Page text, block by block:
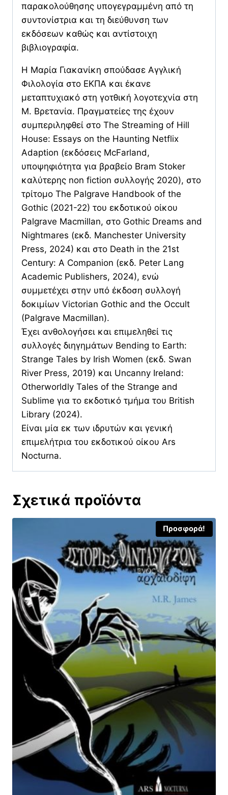
παρακολούθησης υπογεγραμμένη από τη
συντονίστρια και τη διεύθυνση των
εκδόσεων καθώς και αντίστοιχη
βιβλιογραφία.
Η Μαρία Γιακανίκη σπούδασε Αγγλική
Φιλολογία στο ΕΚΠΑ και έκανε
μεταπτυχιακό στη γοτθική λογοτεχνία στη
Μ. Βρετανία. Πραγματείες της έχουν
συμπεριληφθεί στο The Streaming of Hill
House: Essays on the Haunting Netflix
Adaption (εκδόσεις McFarland,
υποψηφιότητα για βραβείο Bram Stoker
καλύτερης non fiction συλλογής 2020), στο
τρίτομο The Palgrave Handbook of the
Gothic (2021-22) του εκδοτικού οίκου
Palgrave Macmillan, στο Gothic Dreams and
Nightmares (εκδ. Manchester University
Press, 2024) και στο Death in the 21st
Century: A Companion (εκδ. Peter Lang
Academic Publishers, 2024), ενώ
συμμετέχει στην υπό έκδοση συλλογή
δοκιμίων Victorian Gothic and the Occult
(Palgrave Macmillan).
Έχει ανθολογήσει και επιμεληθεί τις
συλλογές διηγημάτων Bending to Earth:
Strange Tales by Irish Women (εκδ. Swan
River Press, 2019) και Uncanny Ireland:
Otherworldly Tales of the Strange and
Sublime για το εκδοτικό τμήμα του British
Library (2024).
Είναι μία εκ των ιδρυτών και γενική
επιμελήτρια του εκδοτικού οίκου Ars
Nocturna.
Σχετικά προϊόντα
Προσφορά!